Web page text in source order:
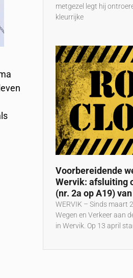
metgezel legt hij
kleurrijke
Voorbereidende
Wervik: afsluiting
(nr. 2a op A19)
WERVIK – Sinds maart
Wegen en Verkeer aan
in Wervik. Op 13 april